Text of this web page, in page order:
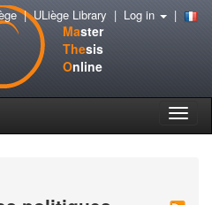
Master
Thesis
Online
Toggle
|ULiège Library | Log in |